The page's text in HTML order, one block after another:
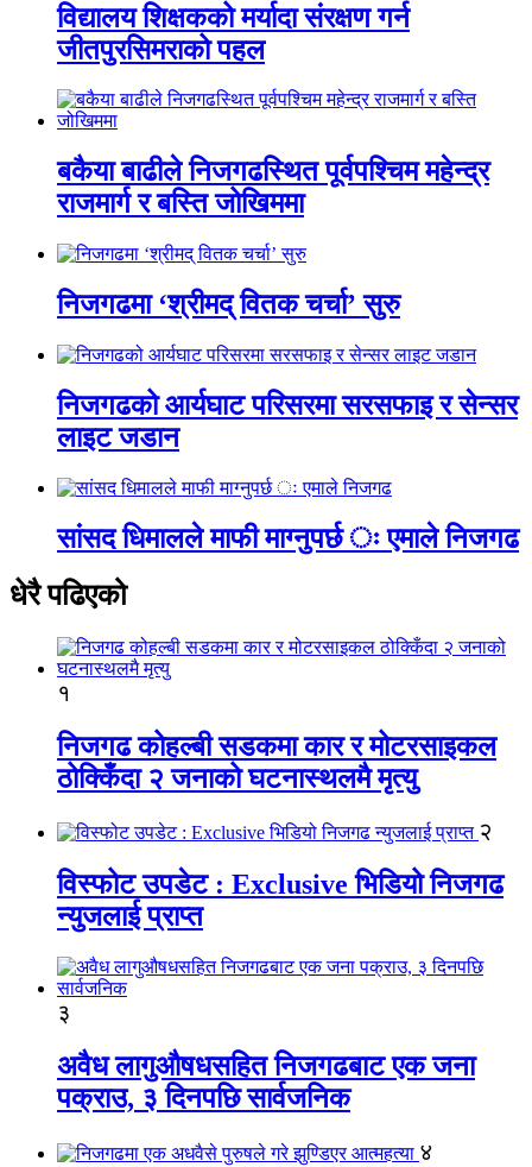
विद्यालय शिक्षकको मर्यादा संरक्षण गर्न
जीतपुरसिमराको पहल
बकैया बाढीले निजगढस्थित पूर्वपश्चिम महेन्द्र
राजमार्ग र बस्ति जोखिममा
निजगढमा ‘श्रीमद् वितक चर्चा’ सुरु
निजगढको आर्यघाट परिसरमा सरसफाइ र सेन्सर
लाइट जडान
सांसद धिमालले माफी माग्नुपर्छ ः एमाले निजगढ
धेरै पढिएको
१
निजगढ कोहल्बी सडकमा कार र मोटरसाइकल
ठोक्किँदा २ जनाको घटनास्थलमै मृत्यु
२
विस्फोट उपडेट : Exclusive भिडियो निजगढ
न्युजलाई प्राप्त
३
अवैध लागुऔषधसहित निजगढबाट एक जना
पक्राउ, ३ दिनपछि सार्वजनिक
४